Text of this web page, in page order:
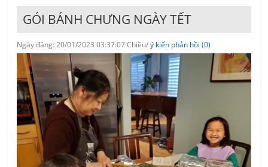
GÓI BÁNH CHƯNG NGÀY TẾT
Ngày đăng: 20/01/2023 03:37:07 Chiều/ý kiến phản hồi (0)